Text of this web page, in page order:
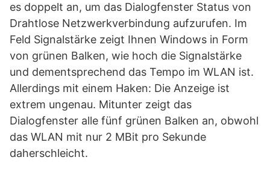
es doppelt an, um das Dialogfenster Status von
Drahtlose Netzwerkverbindung aufzurufen. Im
Feld Signalstärke zeigt Ihnen Windows in Form
von grünen Balken, wie hoch die Signalstärke
und dementsprechend das Tempo im WLAN ist.
Allerdings mit einem Haken: Die Anzeige ist
extrem ungenau. Mitunter zeigt das
Dialogfenster alle fünf grünen Balken an, obwohl
das WLAN mit nur 2 MBit pro Sekunde
daherschleicht.